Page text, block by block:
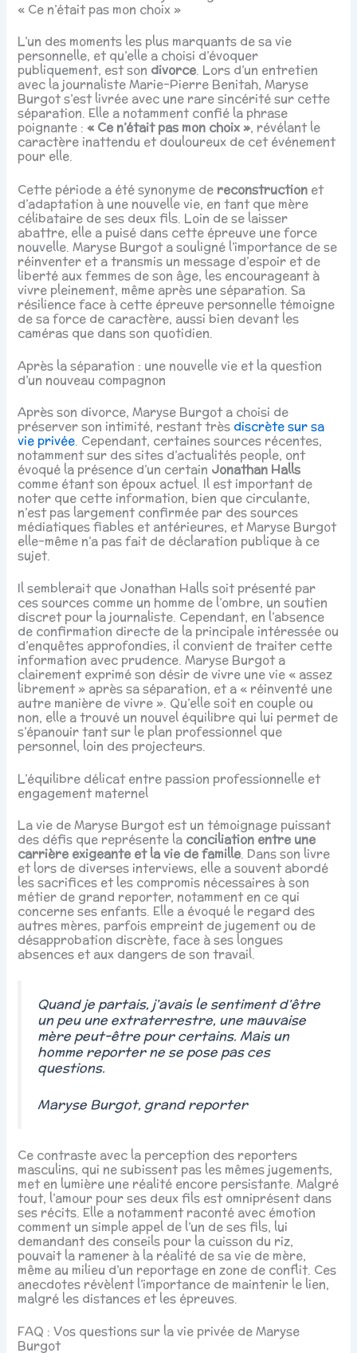
« Ce n’était pas mon choix »
L’un des moments les plus marquants de sa vie
personnelle, et qu’elle a choisi d’évoquer
publiquement, est son divorce. Lors d’un entretien
avec la journaliste Marie-Pierre Benitah, Maryse
Burgot s’est livrée avec une rare sincérité sur cette
séparation. Elle a notamment confié la phrase
poignante :« Ce n’était pas mon choix », révélant le
caractère inattendu et douloureux de cet événement
pour elle.
Cette période a été synonyme de reconstruction et
d’adaptation à une nouvelle vie, en tant que mère
célibataire de ses deux fils. Loin de se laisser
abattre, elle a puisé dans cette épreuve une force
nouvelle. Maryse Burgot a souligné l’importance de se
réinventer et a transmis un message d’espoir et de
liberté aux femmes de son âge, les encourageant à
vivre pleinement, même après une séparation. Sa
résilience face à cette épreuve personnelle témoigne
de sa force de caractère, aussi bien devant les
caméras que dans son quotidien.
Après la séparation : une nouvelle vie et la question
d’un nouveau compagnon
Après son divorce, Maryse Burgot a choisi de
préserver son intimité, restant très discrète sur sa
vie privée. Cependant, certaines sources récentes,
notamment sur des sites d’actualités people, ont
évoqué la présence d’un certain Jonathan Halls
comme étant son époux actuel. Il est important de
noter que cette information, bien que circulante,
n’est pas largement confirmée par des sources
médiatiques fiables et antérieures, et Maryse Burgot
elle-même n’a pas fait de déclaration publique à ce
sujet.
Il semblerait que Jonathan Halls soit présenté par
ces sources comme un homme de l’ombre, un soutien
discret pour la journaliste. Cependant, en l’absence
de confirmation directe de la principale intéressée ou
d’enquêtes approfondies, il convient de traiter cette
information avec prudence. Maryse Burgot a
clairement exprimé son désir de vivre une vie « assez
librement » après sa séparation, et a « réinventé une
autre manière de vivre ». Qu’elle soit en couple ou
non, elle a trouvé un nouvel équilibre qui lui permet de
s’épanouir tant sur le plan professionnel que
personnel, loin des projecteurs.
L’équilibre délicat entre passion professionnelle et
engagement maternel
La vie de Maryse Burgot est un témoignage puissant
des défis que représente la conciliation entre une
carrière exigeante et la vie de famille. Dans son livre
et lors de diverses interviews, elle a souvent abordé
les sacrifices et les compromis nécessaires à son
métier de grand reporter, notamment en ce qui
concerne ses enfants. Elle a évoqué le regard des
autres mères, parfois empreint de jugement ou de
désapprobation discrète, face à ses longues
absences et aux dangers de son travail.
Quand je partais, j’avais le sentiment d’être
un peu une extraterrestre, une mauvaise
mère peut-être pour certains. Mais un
homme reporter ne se pose pas ces
questions.
Maryse Burgot, grand reporter
Ce contraste avec la perception des reporters
masculins, qui ne subissent pas les mêmes jugements,
met en lumière une réalité encore persistante. Malgré
tout, l’amour pour ses deux fils est omniprésent dans
ses récits. Elle a notamment raconté avec émotion
comment un simple appel de l’un de ses fils, lui
demandant des conseils pour la cuisson du riz,
pouvait la ramener à la réalité de sa vie de mère,
même au milieu d’un reportage en zone de conflit. Ces
anecdotes révèlent l’importance de maintenir le lien,
malgré les distances et les épreuves.
FAQ : Vos questions sur la vie privée de Maryse
Burgot